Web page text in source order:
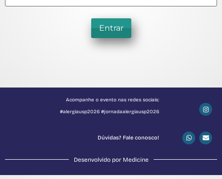
Entrar
Acompanhe o evento nas redes sociais:
#alergiausp2026 #jornadaalergiausp2026
Dúvidas? Fale conosco!
Desenvolvido por Medicine